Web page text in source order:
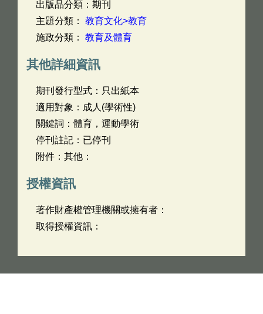
出版品分類：期刊
主題分類： 教育文化>教育
施政分類： 教育及體育
其他詳細資訊
期刊發行型式：只出紙本
適用對象：成人(學術性)
關鍵詞：體育，運動學術
停刊註記：已停刊
附件：其他：
授權資訊
著作財產權管理機關或擁有者：
取得授權資訊：